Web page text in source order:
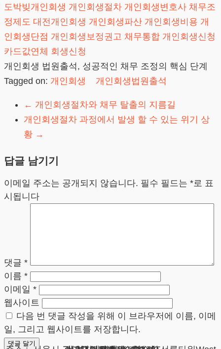
도박빚개인회생 개인회생절차 개인회생변호사 채무조
정제도 대전개인회생 개인회생파산 개인회생비용 개
인회생단점 개인회생보정권고 채무통합 개인회생신청
카드값연체
회생신청
개인회생 법원출석, 성공적인 채무 조정의 핵심 단계
Tagged on: 개인회생 개인회생법원출석
← 개인회생절차와 채무 탈출의 지름길
개인회생절차 과정에서 발생 할 수 있는 위기 상
황 →
답글 남기기
이메일 주소는 공개되지 않습니다. 필수 필드는 *로 표
시됩니다
댓글 *
이름 *
이메일 *
웹사이트
다음 번 댓글 작성을 위해 이 브라우저에 이름, 이메
일, 그리고 웹사이트를 저장합니다.